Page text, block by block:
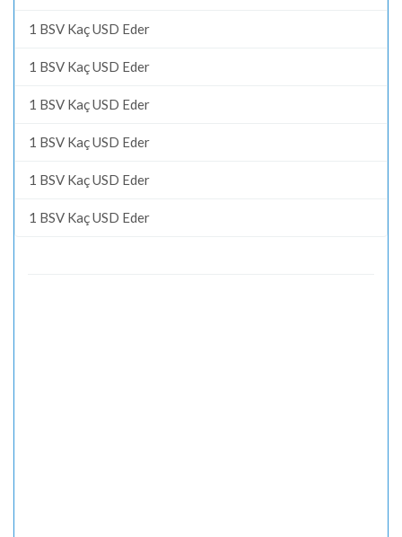
1 BSV Kaç USD Eder
1 BSV Kaç USD Eder
1 BSV Kaç USD Eder
1 BSV Kaç USD Eder
1 BSV Kaç USD Eder
1 BSV Kaç USD Eder